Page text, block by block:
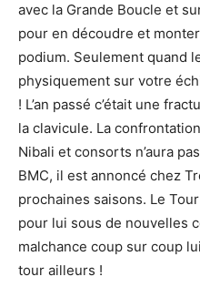
avec la Grande Boucle et
pour en découdre et
podium. Seulement quand
physiquement sur votre
! L’an passé c’était une
la clavicule. La
Nibali et consorts n’aura
BMC, il est annoncé chez
prochaines saisons. Le
pour lui sous de nouvelles
malchance coup sur coup
tour ailleurs !